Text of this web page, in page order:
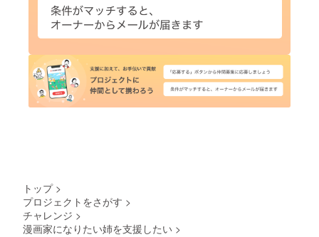
トップ >
プロジェクトをさがす >
チャレンジ >
漫画家になりたい姉を支援したい >